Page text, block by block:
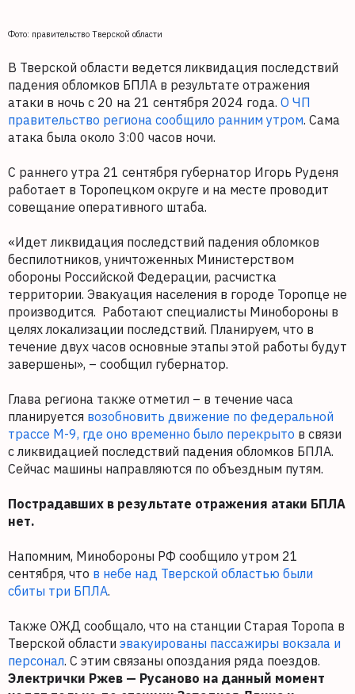
Фото: правительство Тверской области
В Тверской области ведется ликвидация последствий
падения обломков БПЛА в результате отражения
атаки в ночь с 20 на 21 сентября 2024 года. О ЧП
правительство региона сообщило ранним утром. Сама
атака была около 3:00 часов ночи.
С раннего утра 21 сентября губернатор Игорь Руденя
работает в Торопецком округе и на месте проводит
совещание оперативного штаба.
«Идет ликвидация последствий падения обломков
беспилотников, уничтоженных Министерством
обороны Российской Федерации, расчистка
территории. Эвакуация населения в городе Торопце не
производится. Работают специалисты Минобороны в
целях локализации последствий. Планируем, что в
течение двух часов основные этапы этой работы будут
завершены», – сообщил губернатор.
Глава региона также отметил – в течение часа
планируется возобновить движение по федеральной
трассе М-9, где оно временно было перекрыто в связи
с ликвидацией последствий падения обломков БПЛА.
Сейчас машины направляются по объездным путям.
Пострадавших в результате отражения атаки БПЛА
нет.
Напомним, Минобороны РФ сообщило утром 21
сентября, что в небе над Тверской областью были
сбиты три БПЛА.
Также ОЖД сообщало, что на станции Старая Торопа в
Тверской области эвакуированы пассажиры вокзала и
персонал. С этим связаны опоздания ряда поездов.
Электрички Ржев — Русаново на данный момент